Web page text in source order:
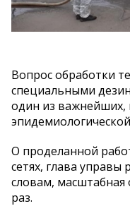
Вопрос обработки
специальными
один из важнейших,
О проделанной
сетях, глава управы
словам, масштабная
раз.